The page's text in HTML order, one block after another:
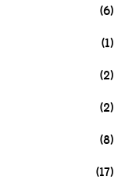
(6)
(1)
(2)
(2)
(8)
(17)